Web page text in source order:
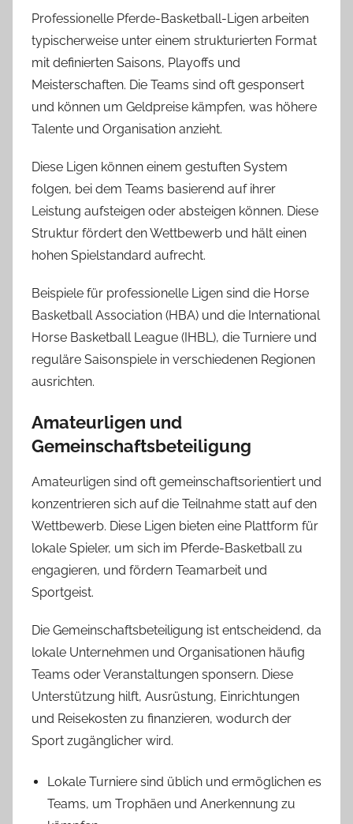
Professionelle Pferde-Basketball-Ligen arbeiten
typischerweise unter einem strukturierten Format
mit definierten Saisons, Playoffs und
Meisterschaften. Die Teams sind oft gesponsert
und können um Geldpreise kämpfen, was höhere
Talente und Organisation anzieht.
Diese Ligen können einem gestuften System
folgen, bei dem Teams basierend auf ihrer
Leistung aufsteigen oder absteigen können. Diese
Struktur fördert den Wettbewerb und hält einen
hohen Spielstandard aufrecht.
Beispiele für professionelle Ligen sind die Horse
Basketball Association (HBA) und die International
Horse Basketball League (IHBL), die Turniere und
reguläre Saisonspiele in verschiedenen Regionen
ausrichten.
Amateurligen und
Gemeinschaftsbeteiligung
Amateurligen sind oft gemeinschaftsorientiert und
konzentrieren sich auf die Teilnahme statt auf den
Wettbewerb. Diese Ligen bieten eine Plattform für
lokale Spieler, um sich im Pferde-Basketball zu
engagieren, und fördern Teamarbeit und
Sportgeist.
Die Gemeinschaftsbeteiligung ist entscheidend, da
lokale Unternehmen und Organisationen häufig
Teams oder Veranstaltungen sponsern. Diese
Unterstützung hilft, Ausrüstung, Einrichtungen
und Reisekosten zu finanzieren, wodurch der
Sport zugänglicher wird.
Lokale Turniere sind üblich und ermöglichen es
Teams, um Trophäen und Anerkennung zu